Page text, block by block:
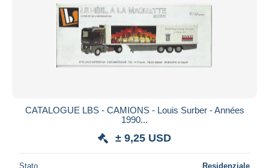
CATALOGUE LBS - CAMIONS - Louis Surber - Années
1990...
± 9,25 USD
Stato Residenziale